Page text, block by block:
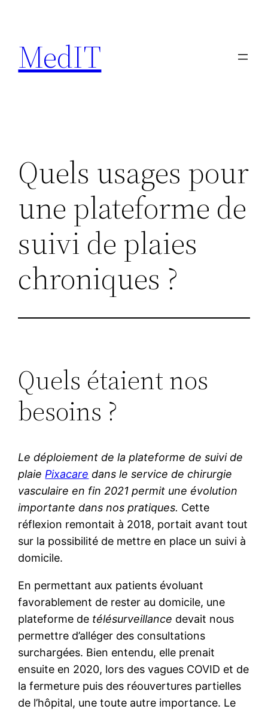
contenu
MedIT
Quels usages pour
une plateforme de
suivi de plaies
chroniques ?
Quels étaient nos
besoins ?
Le déploiement de la plateforme de suivi de
plaie Pixacare dans le service de chirurgie
vasculaire en fin 2021 permit une évolution
importante dans nos pratiques. Cette
réflexion remontait à 2018, portait avant tout
sur la possibilité de mettre en place un suivi à
domicile.
En permettant aux patients évoluant
favorablement de rester au domicile, une
plateforme de télésurveillance devait nous
permettre d’alléger des consultations
surchargées. Bien entendu, elle prenait
ensuite en 2020, lors des vagues COVID et de
la fermeture puis des réouvertures partielles
de l’hôpital, une toute autre importance. Le